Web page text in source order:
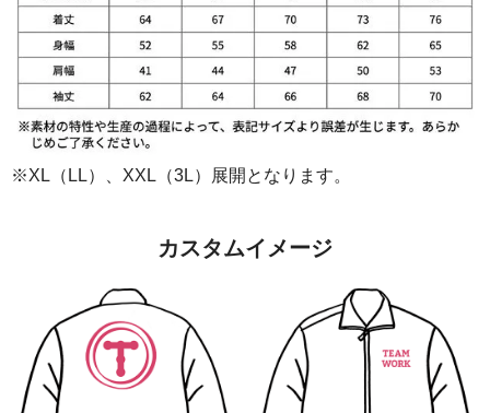
※XL（LL）、XXL（3L）展開となります。
カスタムイメージ